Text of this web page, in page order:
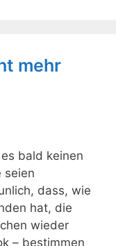
mehr
bald keinen
seien
dass, wie
hat, die
wieder
– bestimmen